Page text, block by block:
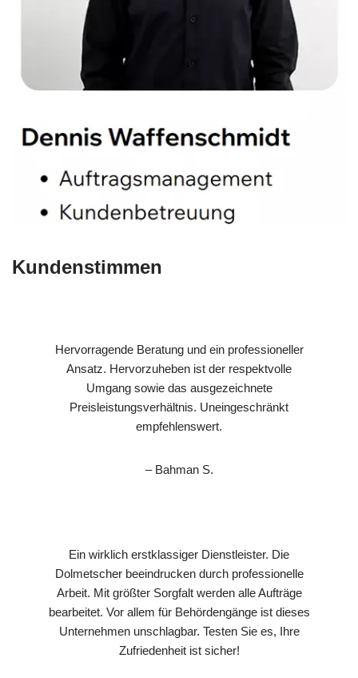
Kundenstimmen
Hervorragende Beratung und ein professioneller
Ansatz. Hervorzuheben ist der respektvolle
Umgang sowie das ausgezeichnete
Preisleistungsverhältnis. Uneingeschränkt
empfehlenswert.
– Bahman S.
Ein wirklich erstklassiger Dienstleister. Die
Dolmetscher beeindrucken durch professionelle
Arbeit. Mit größter Sorgfalt werden alle Aufträge
bearbeitet. Vor allem für Behördengänge ist dieses
Unternehmen unschlagbar. Testen Sie es, Ihre
Zufriedenheit ist sicher!